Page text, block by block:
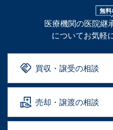
無料
医療機関の医院継
についてお気軽
買収・譲受の相談
売却・譲渡の相談